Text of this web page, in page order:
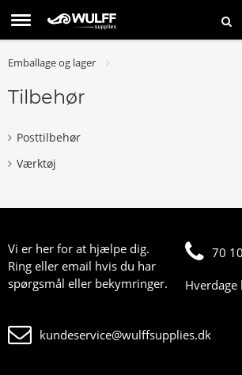
Emballage og lager
Tilbehør
Posttilbehør
Værktøj
Vi er her for at hjælpe dig.
Ring eller email hvis du har
spørgsmål eller bekymringer.
70
kundeservice@wulffsupplies.dk